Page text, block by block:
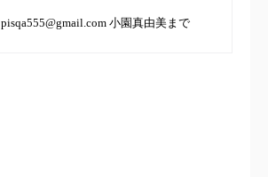
pisqa555@gmail.com 小園真由美まで